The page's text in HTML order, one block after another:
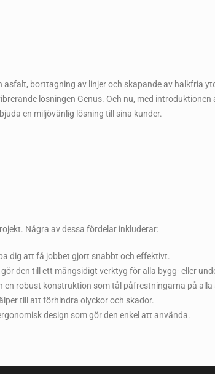
borttagning av linjer och skapande av halkfria
lösningen Genus. Och nu, med
en miljövänlig lösning till sina kunder.
Några av dessa fördelar inkluderar:
dig att få jobbet gjort snabbt och effektivt.
den till ett mångsidigt verktyg för alla bygg- eller
robust konstruktion som tål påfrestningarna på alla
till att förhindra olyckor och skador.
design som gör den enkel att använda.